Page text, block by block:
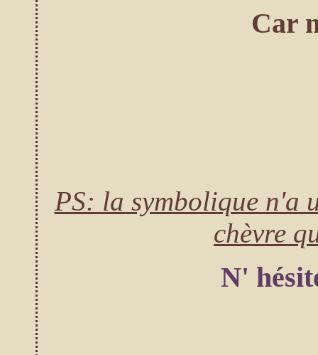
Car
PS: la symbolique n'a
chèvre
N'